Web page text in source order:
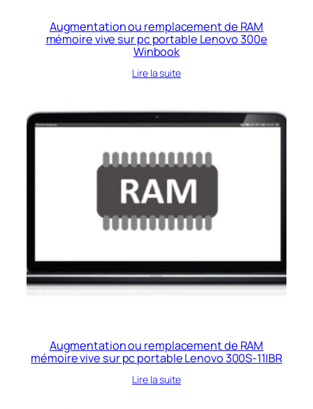
Augmentation ou remplacement de RAM
mémoire vive sur pc portable Lenovo 300e
Winbook
Lire la suite
Augmentation ou remplacement de RAM
mémoire vive sur pc portable Lenovo 300S-11IBR
Lire la suite